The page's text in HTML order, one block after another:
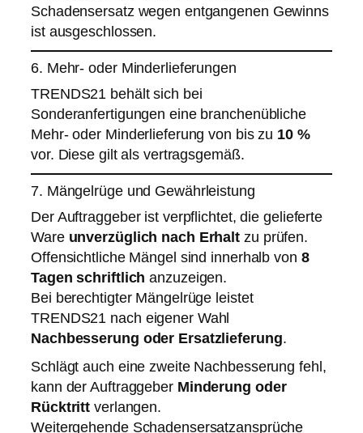
Schadensersatz wegen entgangenen Gewinns
ist ausgeschlossen.
6. Mehr- oder Minderlieferungen
TRENDS21 behält sich bei
Sonderanfertigungen eine branchenübliche
Mehr- oder Minderlieferung von bis zu 10 %
vor. Diese gilt als vertragsgemäß.
7. Mängelrüge und Gewährleistung
Der Auftraggeber ist verpflichtet, die gelieferte
Ware unverzüglich nach Erhalt zu prüfen.
Offensichtliche Mängel sind innerhalb von 8
Tagen schriftlich anzuzeigen.
Bei berechtigter Mängelrüge leistet
TRENDS21 nach eigener Wahl
Nachbesserung oder Ersatzlieferung.
Schlägt auch eine zweite Nachbesserung fehl,
kann der Auftraggeber Minderung oder
Rücktritt verlangen.
Weitergehende Schadensersatzansprüche